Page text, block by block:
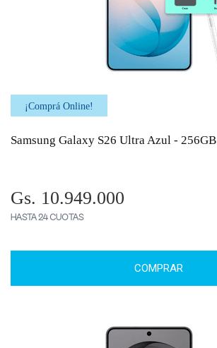
¡Comprá Online!
Samsung Galaxy S26 Ultra Azul - 256GB
Gs. 10.949.000
HASTA 24 CUOTAS
COMPRAR